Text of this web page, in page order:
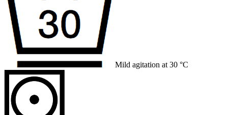
Mild agitation at 30 °C